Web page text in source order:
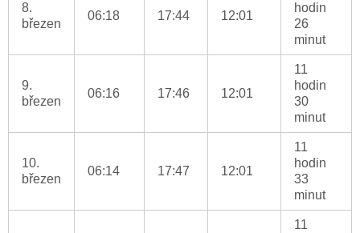
8.
březen
06:18 17:44 12:01
hodin
26
minut
9.
březen
06:16 17:46 12:01
11
hodin
30
minut
10.
březen
06:14 17:47 12:01
11
hodin
33
minut
11